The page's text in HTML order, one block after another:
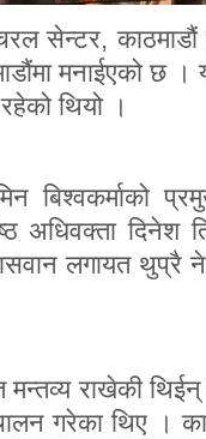
सेन्टर,
मनाईएको छ ।
थियो ।
बिश्वकर्माको
अधिवक्ता दिनेश
लगायत थुप्रै
मन्तव्य राखेकी
गरेका थिए ।